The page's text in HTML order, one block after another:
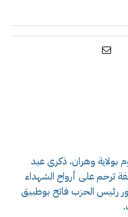
وهران، ذكرى عيد
ترحم على أرواح الشهداء
رئيس الحزب فاتح بوطبيق